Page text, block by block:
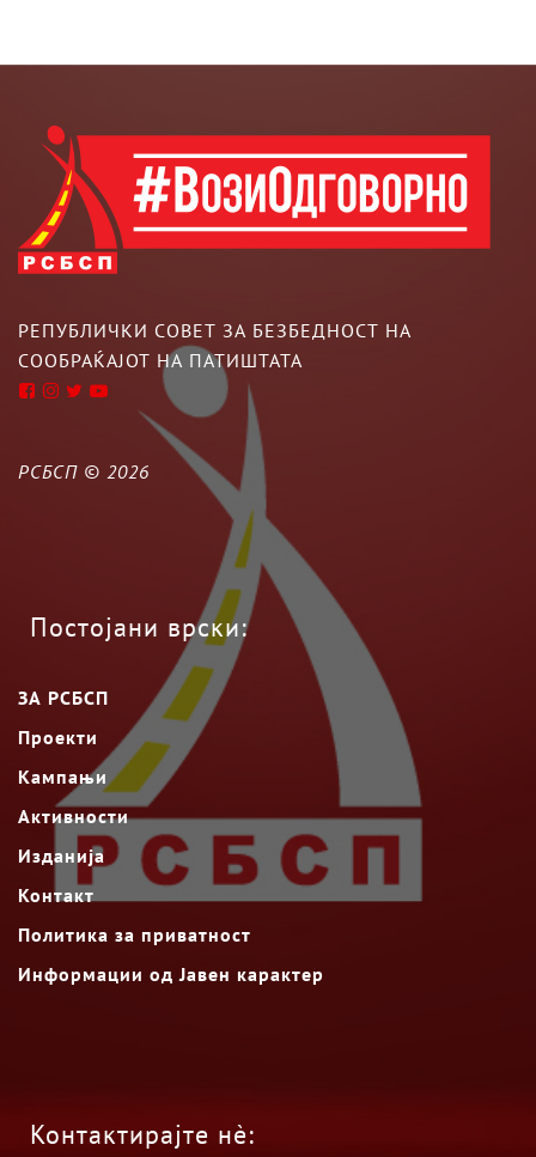
РЕПУБЛИЧКИ СОВЕТ ЗА БЕЗБЕДНОСТ НА
СООБРАЌАЈОТ НА ПАТИШТАТА
РСБСП © 2026
Постојани врски:
ЗА РСБСП
Проекти
Кампањи
Активности
Изданија
Контакт
Политика за приватност
Информации од Јавен карактер
Контактирајте нè: